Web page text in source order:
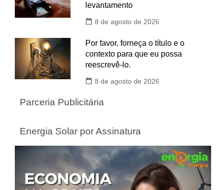
levantamento
8 de agosto de 2026
Por favor, forneça o título e o
contexto para que eu possa
reescrevê-lo.
8 de agosto de 2026
Parceria Publicitária
Energia Solar por Assinatura